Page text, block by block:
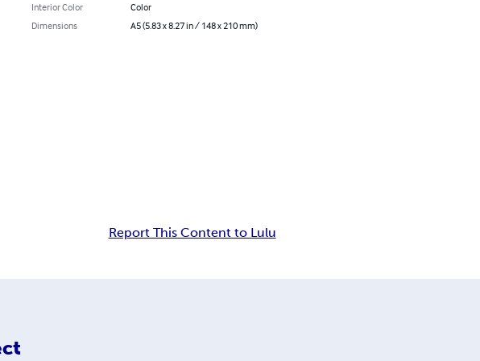
Interior Color
Color
Dimensions
A5 (5.83 x 8.27 in / 148 x 210 mm)
Report This Content to Lulu